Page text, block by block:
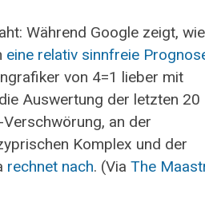
Während Google zeigt, wie
eine relativ sinnfreie
von 4=1 lieber mit
Auswertung der letzten 20
an der
Komplex und der
rechnet nach. (Via The